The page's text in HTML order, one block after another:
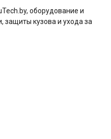
оборудование и
защиты кузова и ухода за